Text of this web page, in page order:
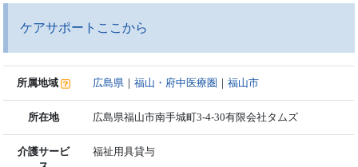
ケアサポートここから
所属地域 広島県 ｜福山・府中医療圏 ｜福山市
所在地 広島県福山市南手城町3-4-30有限会社タムズ
介護サービ
福祉用具貸与